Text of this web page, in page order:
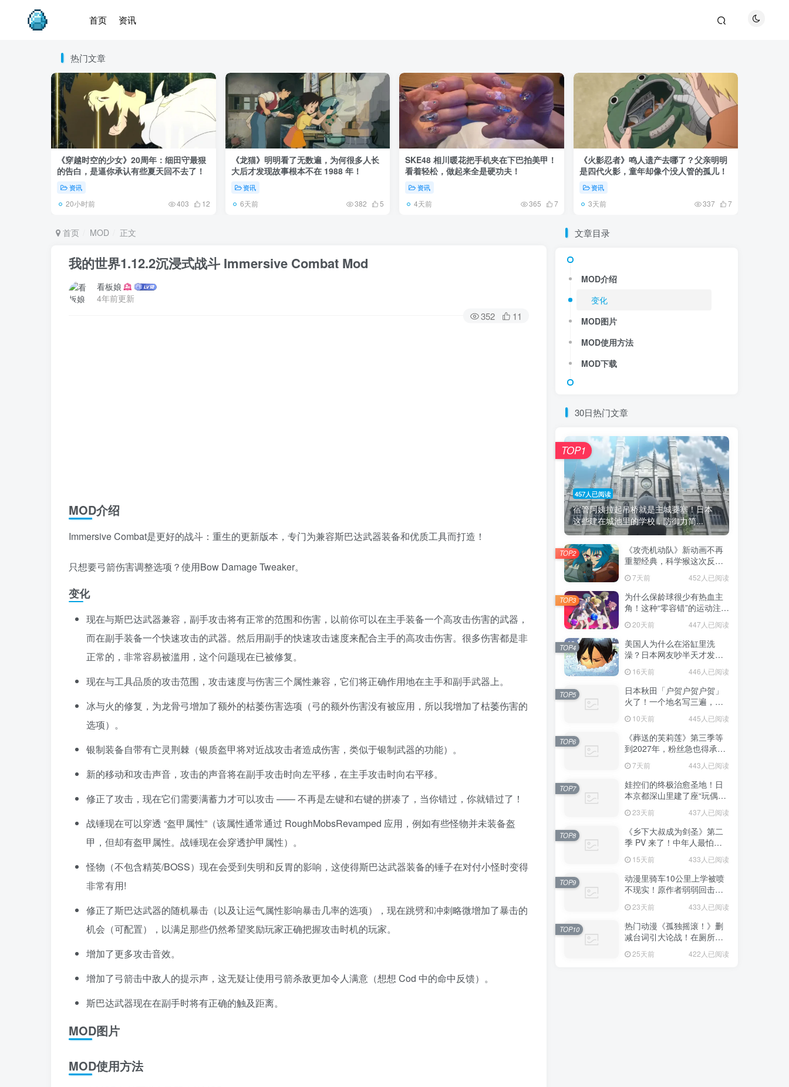
首页 资讯
热门文章
《穿越时空的少女》20周年：细田守最狠
的告白，是逼你承认有些夏天回不去了！
资讯
20小时前 403 12
《龙猫》明明看了无数遍，为何很多人长
大后才发现故事根本不在 1988 年！
资讯
6天前 382 5
SKE48 相川暖花把手机夹在下巴拍美甲！
看着轻松，做起来全是硬功夫！
资讯
4天前 365 7
《火影忍者》鸣人遗产去哪了？父亲明明
是四代火影，童年却像个没人管的孤儿！
资讯
3天前 337 7
首页 MOD 正文
我的世界1.12.2沉浸式战斗 Immersive Combat Mod
看板娘
4年前更新
352 11
MOD介绍
Immersive Combat是更好的战斗：重生的更新版本，专门为兼容斯巴达武器装备和优质工具而打造！
只想要弓箭伤害调整选项？使用Bow Damage Tweaker。
变化
现在与斯巴达武器兼容，副手攻击将有正常的范围和伤害，以前你可以在主手装备一个高攻击伤害的武器，
而在副手装备一个快速攻击的武器。然后用副手的快速攻击速度来配合主手的高攻击伤害。很多伤害都是非
正常的，非常容易被滥用，这个问题现在已被修复。
现在与工具品质的攻击范围，攻击速度与伤害三个属性兼容，它们将正确作用地在主手和副手武器上。
冰与火的修复，为龙骨弓增加了额外的枯萎伤害选项（弓的额外伤害没有被应用，所以我增加了枯萎伤害的
选项）。
银制装备自带有亡灵荆棘（银质盔甲将对近战攻击者造成伤害，类似于银制武器的功能）。
新的移动和攻击声音，攻击的声音将在副手攻击时向左平移，在主手攻击时向右平移。
修正了攻击，现在它们需要满蓄力才可以攻击 —— 不再是左键和右键的拼凑了，当你错过，你就错过了！
战锤现在可以穿透 “盔甲属性”（该属性通常通过 RoughMobsRevamped 应用，例如有些怪物并未装备盔
甲，但却有盔甲属性。战锤现在会穿透护甲属性）。
怪物（不包含精英/BOSS）现在会受到失明和反胃的影响，这使得斯巴达武器装备的锤子在对付小怪时变得
非常有用!
修正了斯巴达武器的随机暴击（以及让运气属性影响暴击几率的选项），现在跳劈和冲刺略微增加了暴击的
机会（可配置），以满足那些仍然希望奖励玩家正确把握攻击时机的玩家。
增加了更多攻击音效。
增加了弓箭击中敌人的提示声，这无疑让使用弓箭杀敌更加令人满意（想想 Cod 中的命中反馈）。
斯巴达武器现在在副手时将有正确的触及距离。
MOD图片
MOD使用方法
文章目录
MOD介绍
变化
MOD图片
MOD使用方法
MOD下载
30日热门文章
457人已阅读
宿管阿姨拉起吊桥就是主城要塞！日本
这些建在城池里的学校，防御力简...
TOP1
《攻壳机动队》新动画不再
重塑经典，科学猴这次反而
7天前 452人已阅读
TOP2
为什么保龄球很少有热血主
角！这种“零容错”的运动注定
们的生活！
20天前 447人已阅读
TOP3
美国人为什么在浴缸里洗
澡？日本网友吵半天才发
藏在浴室地板里！
16天前 446人已阅读
TOP4
日本秋田「户贺户贺户贺」
火了！一个地名写三遍，竟
不是玩梗而是150年旧账！
10天前 445人已阅读
TOP5
《葬送的芙莉莲》第三季等
到2027年，粉丝急也得承认
这次慢得有道理！
7天前 443人已阅读
TOP6
娃控们的终极治愈圣地！日
本京都深山里建了座“玩偶神
社”，不仅能拍照还能给娃祈
福！23天前 437人已阅读
TOP7
《乡下大叔成为剑圣》第二
季 PV 来了！中年人最怕的
不是变老，而是没人愿意再
相信你！
15天前 433人已阅读
TOP8
动漫里骑车10公里上学被喷
不现实！原作者弱弱回击：
常通勤！
23天前 433人已阅读
TOP9
热门动漫《孤独摇滚！》删
减台词引大论战！在厕所吃
现充！
25天前 422人已阅读
TOP10